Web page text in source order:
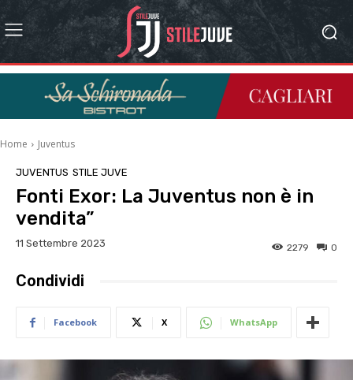
Home Juventus
JUVENTUS STILE JUVE
Fonti Exor: La Juventus non è in
vendita”
11 Settembre 2023 0
2279
Condividi
Facebook X WhatsApp